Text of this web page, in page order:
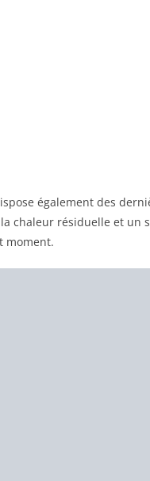
également des
chaleur résiduelle et un
moment.